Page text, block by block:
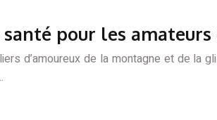
pour les amateurs
d’amoureux de la montagne et de la